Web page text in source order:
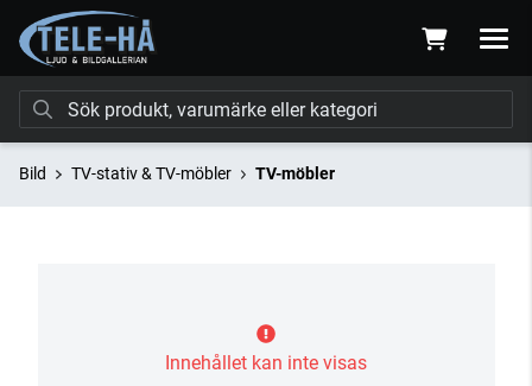
Bild TV-stativ & TV-möbler TV-möbler
Innehållet kan inte visas